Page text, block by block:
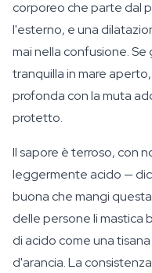
corporeo che parte dal
l'esterno, e una
mai nella confusione.
tranquilla in mare
profonda con la muta
protetto.
Il sapore è terroso, con
leggermente acido —
buona che mangi
delle persone li mastica
di acido come una
d'arancia. La